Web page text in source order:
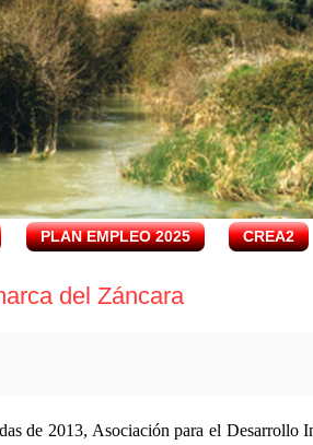
PLAN EMPLEO 2025 CREA2
del Záncara
de 2013, Asociación para el